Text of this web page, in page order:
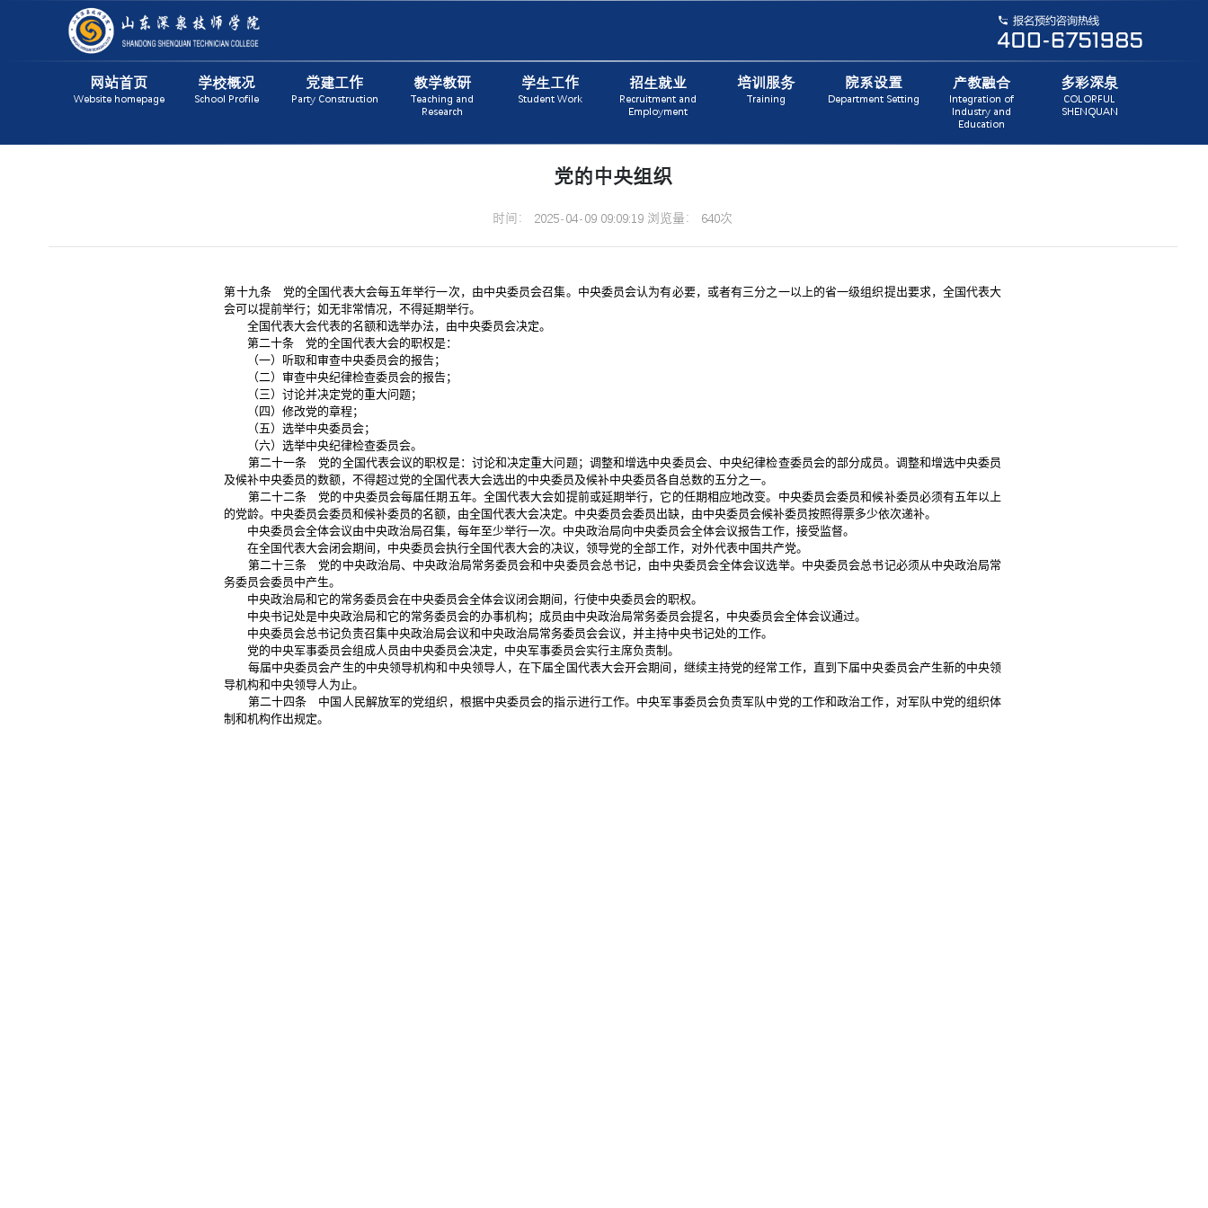
网站首页
Website homepage
学校概况
School Profile
党建工作
Party Construction
教学教研
Teaching and
Research
学生工作
Student Work
招生就业
Recruitment and
Employment
培训服务
Training
院系设置
Department Setting
产教融合
Integration of
Industry and
Education
多彩深泉
COLORFUL
SHENQUAN
党的中央组织
时间： 2025-04-09 09:09:19 浏览量： 640次
第十九条 党的全国代表大会每五年举行一次，由中央委员会召集。中央委员会认为有必要，或者有三分之一以上的省一级组织提出要求，全国代表大
会可以提前举行；如无非常情况，不得延期举行。
全国代表大会代表的名额和选举办法，由中央委员会决定。
第二十条 党的全国代表大会的职权是：
（一）听取和审查中央委员会的报告；
（二）审查中央纪律检查委员会的报告；
（三）讨论并决定党的重大问题；
（四）修改党的章程；
（五）选举中央委员会；
（六）选举中央纪律检查委员会。
第二十一条 党的全国代表会议的职权是：讨论和决定重大问题；调整和增选中央委员会、中央纪律检查委员会的部分成员。调整和增选中央委员
及候补中央委员的数额，不得超过党的全国代表大会选出的中央委员及候补中央委员各自总数的五分之一。
第二十二条 党的中央委员会每届任期五年。全国代表大会如提前或延期举行，它的任期相应地改变。中央委员会委员和候补委员必须有五年以上
的党龄。中央委员会委员和候补委员的名额，由全国代表大会决定。中央委员会委员出缺，由中央委员会候补委员按照得票多少依次递补。
中央委员会全体会议由中央政治局召集，每年至少举行一次。中央政治局向中央委员会全体会议报告工作，接受监督。
在全国代表大会闭会期间，中央委员会执行全国代表大会的决议，领导党的全部工作，对外代表中国共产党。
第二十三条 党的中央政治局、中央政治局常务委员会和中央委员会总书记，由中央委员会全体会议选举。中央委员会总书记必须从中央政治局常
务委员会委员中产生。
中央政治局和它的常务委员会在中央委员会全体会议闭会期间，行使中央委员会的职权。
中央书记处是中央政治局和它的常务委员会的办事机构；成员由中央政治局常务委员会提名，中央委员会全体会议通过。
中央委员会总书记负责召集中央政治局会议和中央政治局常务委员会会议，并主持中央书记处的工作。
党的中央军事委员会组成人员由中央委员会决定，中央军事委员会实行主席负责制。
每届中央委员会产生的中央领导机构和中央领导人，在下届全国代表大会开会期间，继续主持党的经常工作，直到下届中央委员会产生新的中央领
导机构和中央领导人为止。
第二十四条 中国人民解放军的党组织，根据中央委员会的指示进行工作。中央军事委员会负责军队中党的工作和政治工作，对军队中党的组织体
制和机构作出规定。